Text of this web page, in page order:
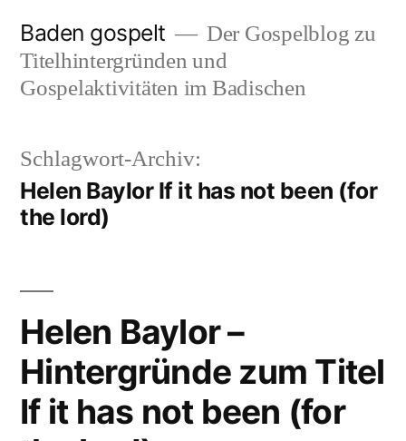
Inhalt
springen
Baden gospelt
Der Gospelblog zu
Titelhintergründen und
Gospelaktivitäten im Badischen
Schlagwort-Archiv:
Helen Baylor If it has not been (for
the lord)
Helen Baylor –
Hintergründe zum Titel
If it has not been (for